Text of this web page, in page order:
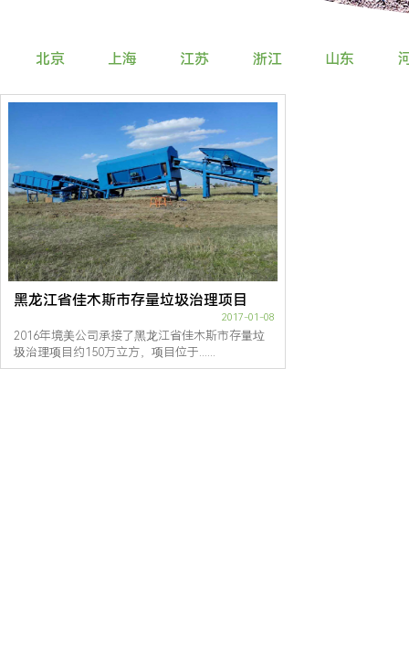
北京 上海 江苏 浙江 山东
黑龙江省佳木斯市存量垃圾治理项目
2017-01-08
2016年境美公司承接了黑龙江省佳木斯市存量垃
圾治理项目约150万立方，项目位于......